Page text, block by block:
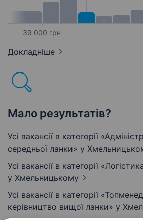
39 000 грн
Докладніше
Мало результатів?
Усі вакансії в категорії
середньої ланки» у
Усі вакансії в категорії
у Хмельницькому
Усі вакансії в категорії
керівництво вищої ланки» у